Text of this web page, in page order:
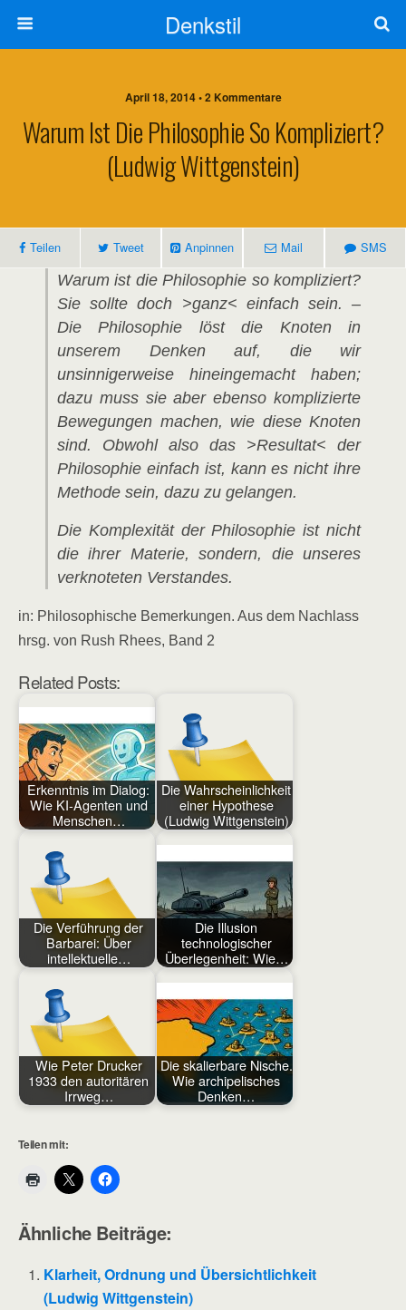
Denkstil
April 18, 2014 • 2 Kommentare
Warum Ist Die Philosophie So Kompliziert?
(Ludwig Wittgenstein)
Teilen Tweet Anpinnen Mail SMS
Warum ist die Philosophie so kompliziert?
Sie sollte doch >ganz< einfach sein. –
Die Philosophie löst die Knoten in
unserem Denken auf, die wir
unsinnigerweise hineingemacht haben;
dazu muss sie aber ebenso komplizierte
Bewegungen machen, wie diese Knoten
sind. Obwohl also das >Resultat< der
Philosophie einfach ist, kann es nicht ihre
Methode sein, dazu zu gelangen.
Die Komplexität der Philosophie ist nicht
die ihrer Materie, sondern, die unseres
verknoteten Verstandes.
in: Philosophische Bemerkungen. Aus dem Nachlass
hrsg. von Rush Rhees, Band 2
Related Posts:
Erkenntnis im Dialog:
Wie KI-Agenten und
Menschen…
Die Wahrscheinlichkeit
einer Hypothese
(Ludwig Wittgenstein)
Die Verführung der
Barbarei: Über
intellektuelle…
Die Illusion
technologischer
Überlegenheit: Wie…
Wie Peter Drucker
1933 den autoritären
Irrweg…
Die skalierbare Nische.
Wie archipelisches
Denken…
Teilen mit:
Ähnliche Beiträge:
Klarheit, Ordnung und Übersichtlichkeit
(Ludwig Wittgenstein)